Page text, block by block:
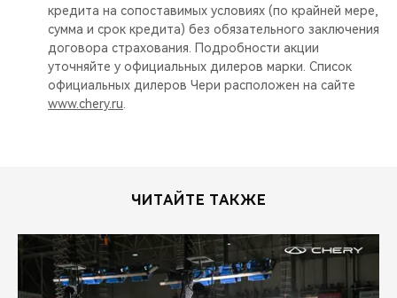
кредита на сопоставимых условиях (по крайней мере,
сумма и срок кредита) без обязательного заключения
договора страхования. Подробности акции
уточняйте у официальных дилеров марки. Список
официальных дилеров Чери расположен на сайте
www.chery.ru
ЧИТАЙТЕ ТАКЖЕ